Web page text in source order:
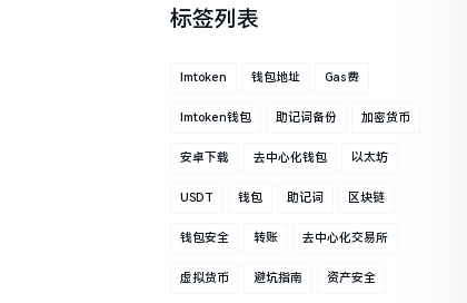
标签列表
Imtoken 钱包地址 Gas费
Imtoken钱包 助记词备份 加密货币
安卓下载 去中心化钱包 以太坊
USDT 钱包 助记词 区块链
钱包安全 转账 去中心化交易所
虚拟货币 避坑指南 资产安全